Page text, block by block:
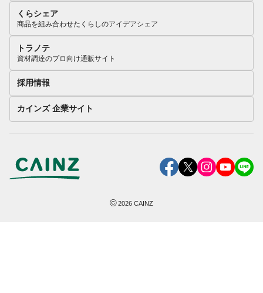
くらシェア
商品を組み合わせたくらしのアイデアシェア
トラノテ
資材調達のプロ向け通販サイト
採用情報
カインズ 企業サイト
©2026 CAINZ